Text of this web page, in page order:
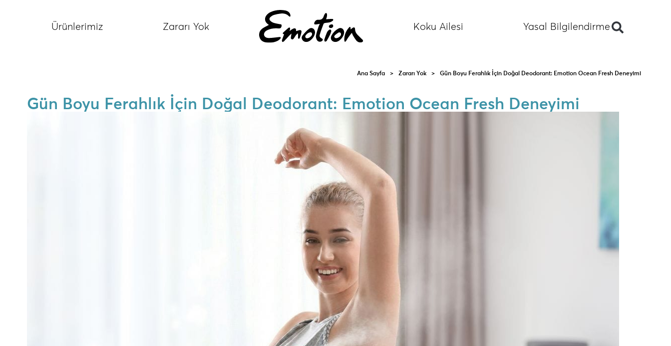
Ürünlerimiz Zararı Yok Koku Ailesi Yasal Bilgilendirme
Ana Sayfa > Zararı Yok > Gün Boyu Ferahlık İçin Doğal Deodorant: Emotion Ocean Fresh Deneyimi
Gün Boyu Ferahlık İçin Doğal Deodorant: Emotion Ocean Fresh Deneyimi